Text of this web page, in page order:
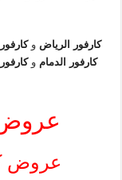
كارفور الرياض وكارفور
كارفور الدمامو كارفور
عروض
عروض